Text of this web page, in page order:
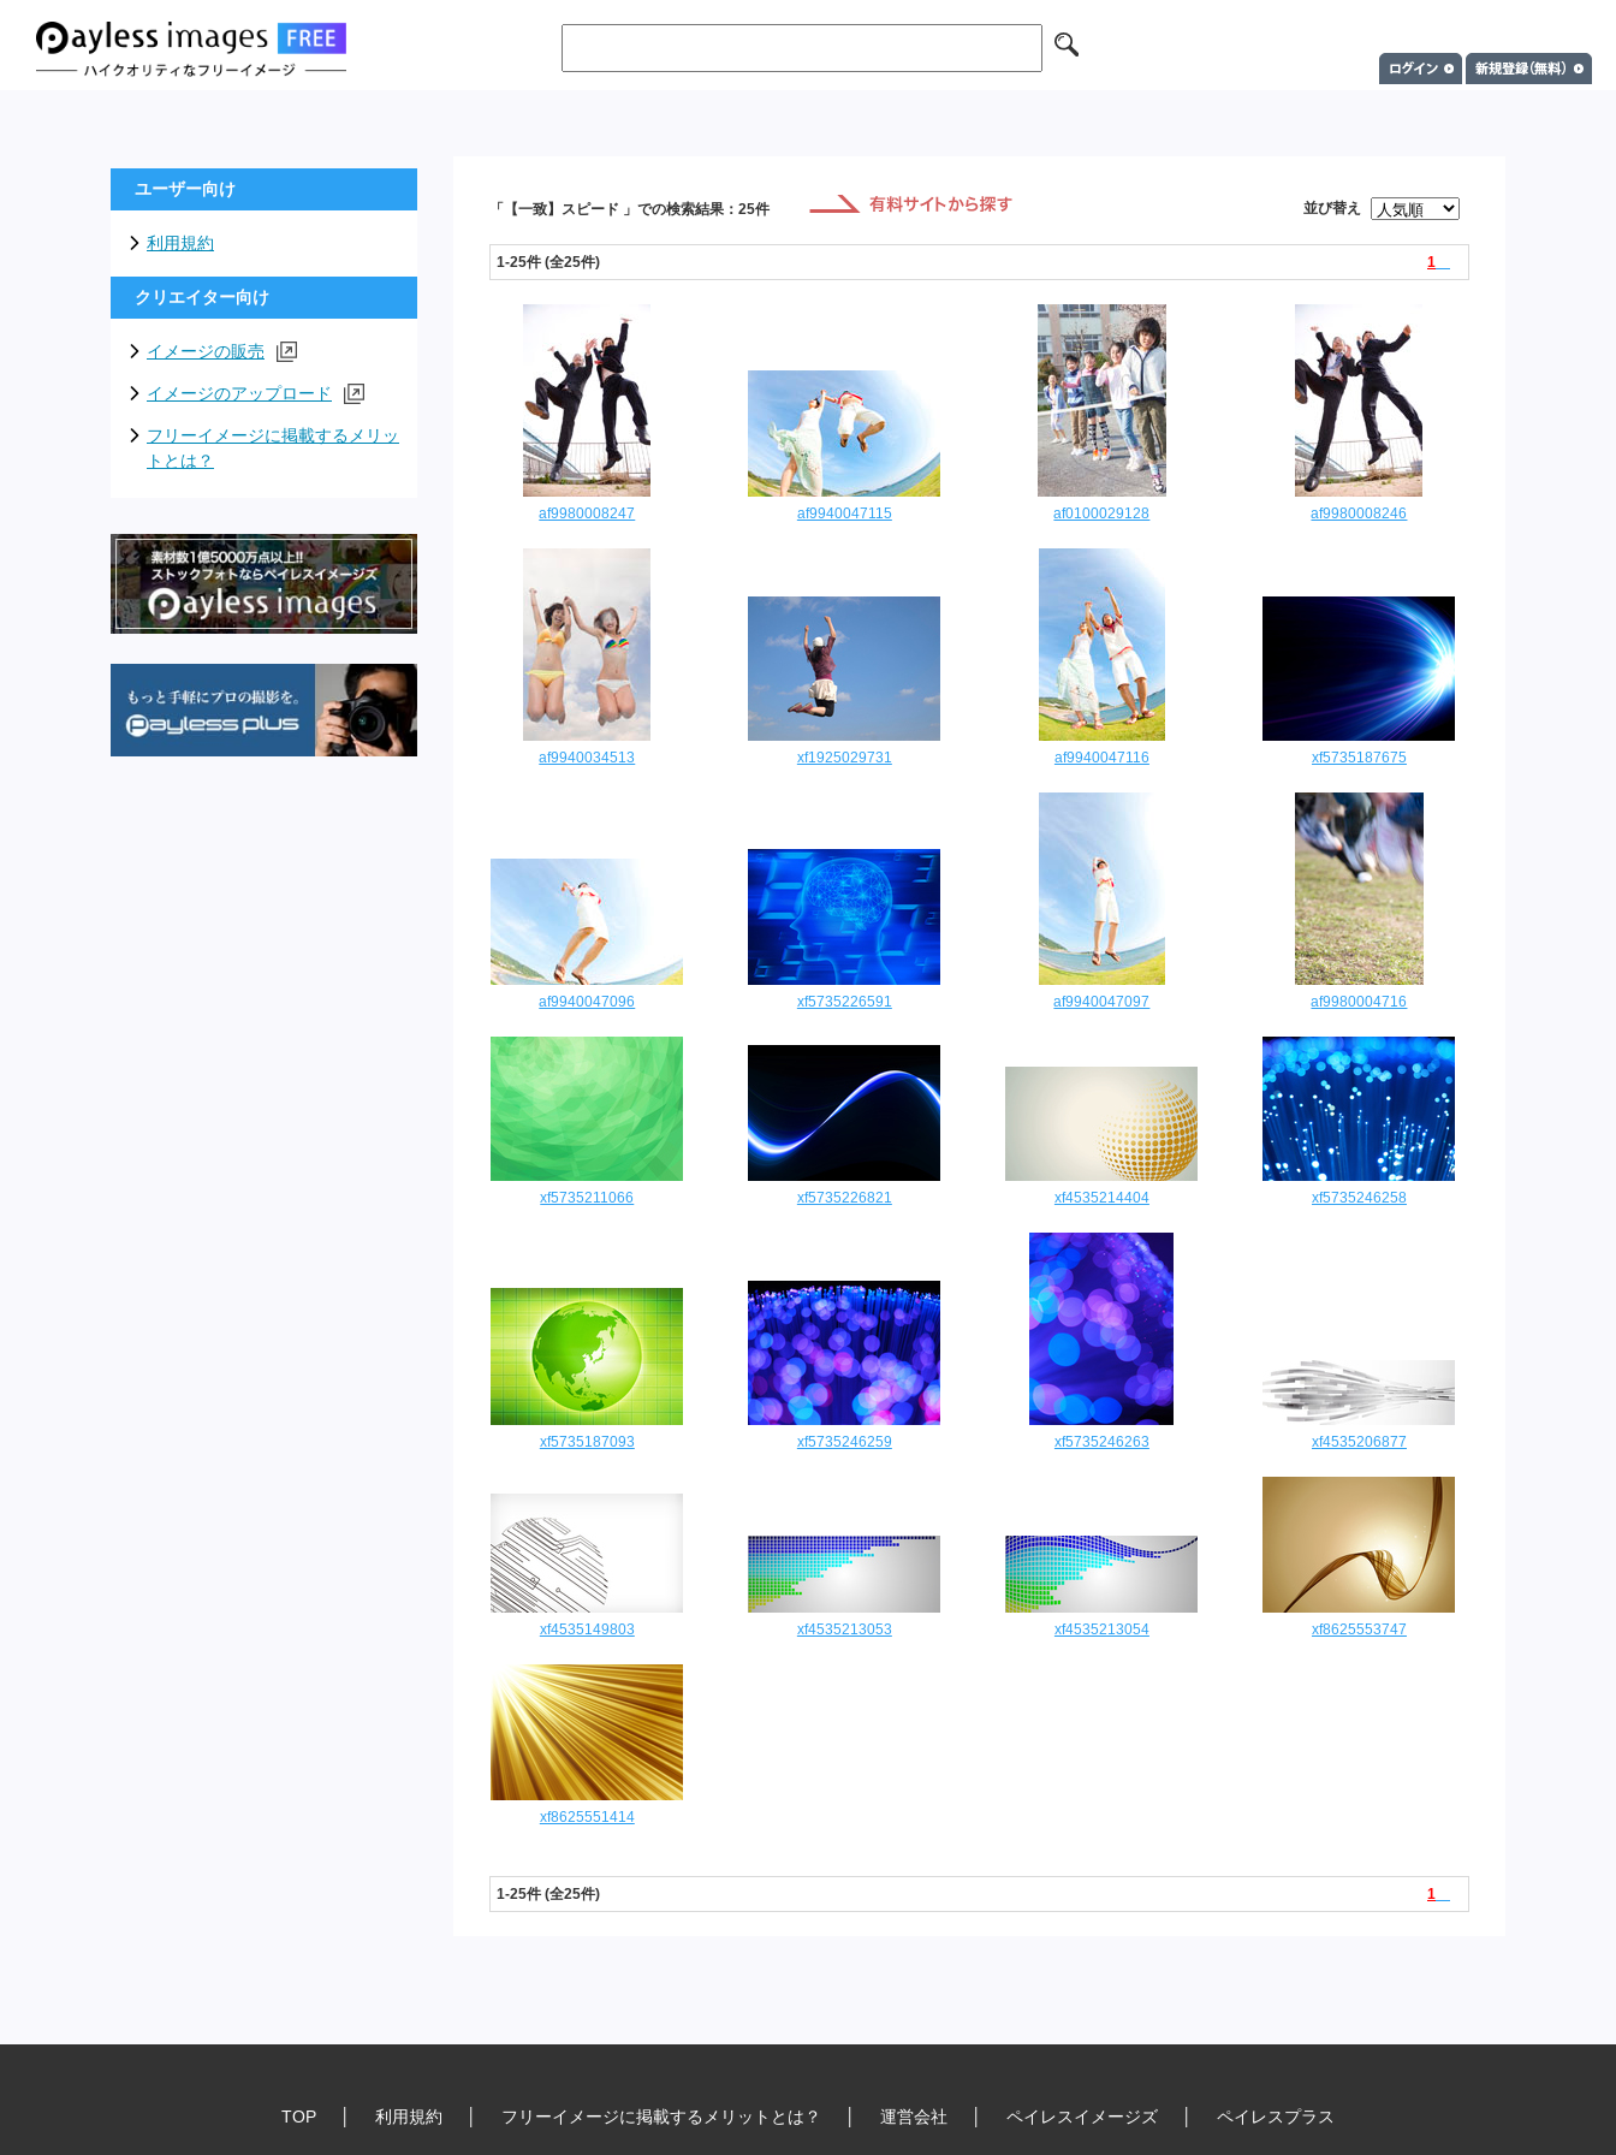
「【一致】スピード 」での検索結果：25件 並び替え
1-25件 (全25件) 1
af9980008247 af9940047115 af0100029128 af9980008246
af9940034513 xf1925029731 af9940047116 xf5735187675
af9940047096 xf5735226591 af9940047097 af9980004716
xf5735211066 xf5735226821 xf4535214404 xf5735246258
xf5735187093 xf5735246259 xf5735246263 xf4535206877
xf4535149803 xf4535213053 xf4535213054 xf8625553747
xf8625551414
1-25件 (全25件) 1
ユーザー向け
利用規約
クリエイター向け
イメージの販売
イメージのアップロード
フリーイメージに掲載するメリッ
トとは？
TOP 利用規約 フリーイメージに掲載するメリットとは？ 運営会社 ペイレスイメージズ ペイレスプラス